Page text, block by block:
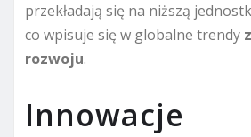
przekładają się na niższą
co wpisuje się w globalne trendy
rozwoju.
Innowacje